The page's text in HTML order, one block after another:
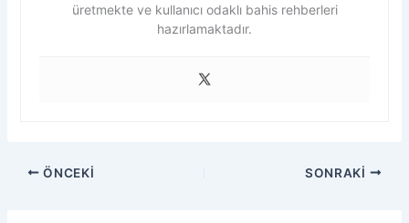
üretmekte ve kullanıcı odaklı bahis rehberleri
hazırlamaktadır.
ÖNCEKI SONRAKI